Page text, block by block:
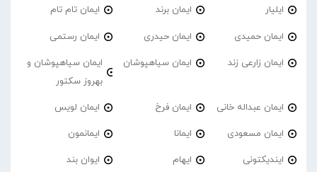
ایلیار ایمان برند ایمان تام تام
ایمان حمیدی ایمان حیدری ایمان رستمی
ایمان زارعی زند ایمان سیاهپوشان
ایمان سیاهپوشان و
بهروز سکتور
ایمان عبداله خانی ایمان فرخ ایمان لویس
ایمان مسعودی ایمانا ایمانمون
ایندیکتونی ایهام ایوان بند